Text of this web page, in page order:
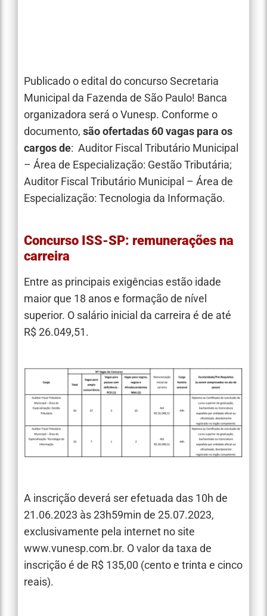
Publicado o edital do concurso Secretaria
Municipal da Fazenda de São Paulo! Banca
organizadora será o Vunesp. Conforme o
documento, são ofertadas 60 vagas para os
cargos de: Auditor Fiscal Tributário Municipal
– Área de Especialização: Gestão Tributária;
Auditor Fiscal Tributário Municipal – Área de
Especialização: Tecnologia da Informação.
Concurso ISS-SP: remunerações na
carreira
Entre as principais exigências estão idade
maior que 18 anos e formação de nível
superior. O salário inicial da carreira é de até
R$ 26.049,51.
A inscrição deverá ser efetuada das 10h de
21.06.2023 às 23h59min de 25.07.2023,
exclusivamente pela internet no site
www.vunesp.com.br. O valor da taxa de
inscrição é de R$ 135,00 (cento e trinta e cinco
reais).